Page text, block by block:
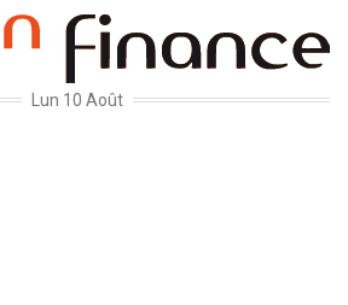
Lun 10 Août